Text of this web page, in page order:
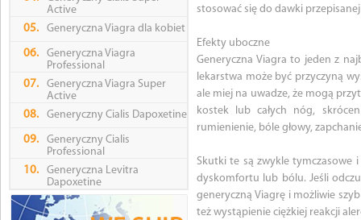
Active
05.
Generyczna Viagra dla kobiet
06.
Generyczna Viagra
Professional
07.
Generyczna Viagra Super
Active
08.
Generyczny Cialis Dapoxetine
09.
Generyczny Cialis
Professional
10.
Generyczna Levitra
Dapoxetine
stosować się do dawki
Efekty uboczne
Generyczna Viagra to jeden z
lekarstwa może być przyczyną
ale miej na uwadze, że mogą
kostek lub całych nóg,
rumienienie, bóle głowy,
Skutki te są zwykle tymczasowe
dyskomfortu lub bólu. Jeśli
generyczną Viagrę i możliwie
też wystąpienie ciężkiej reakcji